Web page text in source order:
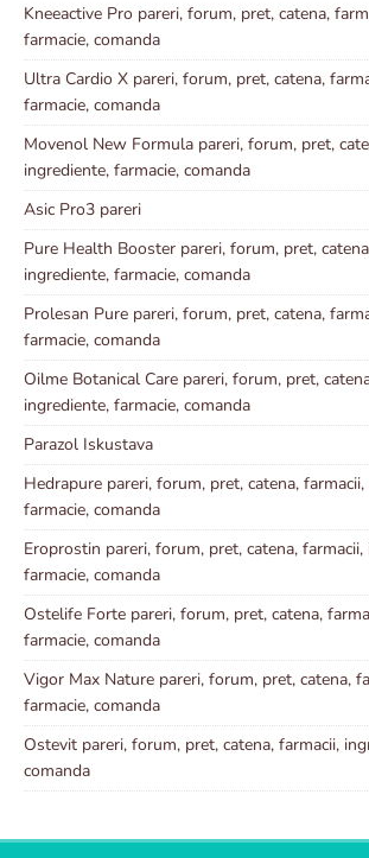
Kneeactive Pro pareri, forum, pret, catena,
farmacie, comanda
Ultra Cardio X pareri, forum, pret, catena,
farmacie, comanda
Movenol New Formula pareri, forum, pret,
ingrediente, farmacie, comanda
Asic Pro3 pareri
Pure Health Booster pareri, forum, pret,
ingrediente, farmacie, comanda
Prolesan Pure pareri, forum, pret, catena,
farmacie, comanda
Oilme Botanical Care pareri, forum, pret,
ingrediente, farmacie, comanda
Parazol Iskustava
Hedrapure pareri, forum, pret, catena,
farmacie, comanda
Eroprostin pareri, forum, pret, catena, farmacii,
farmacie, comanda
Ostelife Forte pareri, forum, pret, catena,
farmacie, comanda
Vigor Max Nature pareri, forum, pret, catena,
farmacie, comanda
Ostevit pareri, forum, pret, catena, farmacii,
comanda